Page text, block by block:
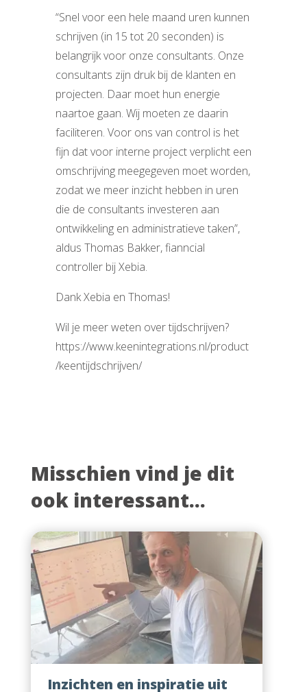
“Snel voor een hele maand uren kunnen
schrijven (in 15 tot 20 seconden) is
belangrijk voor onze consultants. Onze
consultants zijn druk bij de klanten en
projecten. Daar moet hun energie
naartoe gaan. Wij moeten ze daarin
faciliteren. Voor ons van control is het
fijn dat voor interne project verplicht een
omschrijving meegegeven moet worden,
zodat we meer inzicht hebben in uren
die de consultants investeren aan
ontwikkeling en administratieve taken”,
aldus Thomas Bakker, fianncial
controller bij Xebia.
Dank Xebia en Thomas!
Wil je meer weten over tijdschrijven?
https://www.keenintegrations.nl/product
/keentijdschrijven/
Misschien vind je dit
ook interessant...
Inzichten en inspiratie uit